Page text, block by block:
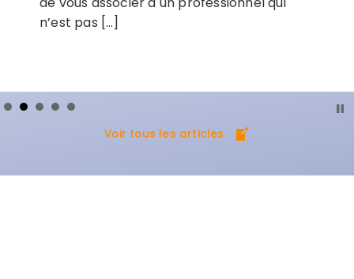
n’est pas […]
Voir tous les articles